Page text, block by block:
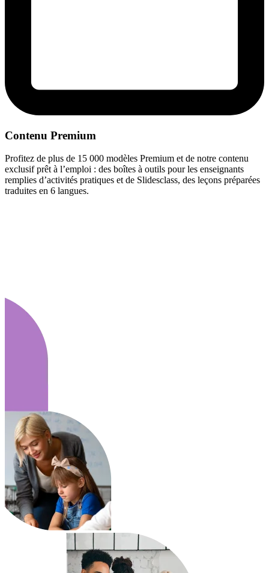
Contenu Premium
Profitez de plus de 15 000 modèles Premium et de notre contenu
exclusif prêt à l’emploi : des boîtes à outils pour les enseignants
remplies d’activités pratiques et de Slidesclass, des leçons préparées
traduites en 6 langues.